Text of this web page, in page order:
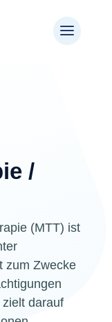
/
(MTT) ist
zum Zwecke
darauf